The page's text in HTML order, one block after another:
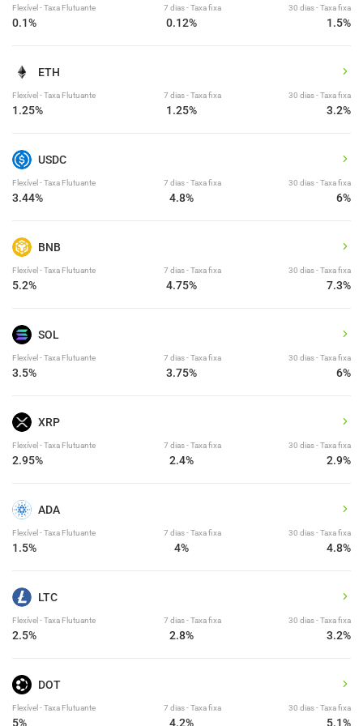
Flexível - Taxa Flutuante 7 dias - Taxa fixa 30 dias - Taxa fixa
0.1% 0.12% 1.5%
ETH
Flexível - Taxa Flutuante 7 dias - Taxa fixa 30 dias - Taxa fixa
1.25% 1.25% 3.2%
USDC
Flexível - Taxa Flutuante 7 dias - Taxa fixa 30 dias - Taxa fixa
3.44% 4.8% 6%
BNB
Flexível - Taxa Flutuante 7 dias - Taxa fixa 30 dias - Taxa fixa
5.2% 4.75% 7.3%
SOL
Flexível - Taxa Flutuante 7 dias - Taxa fixa 30 dias - Taxa fixa
3.5% 3.75% 6%
XRP
Flexível - Taxa Flutuante 7 dias - Taxa fixa 30 dias - Taxa fixa
2.95% 2.4% 2.9%
ADA
Flexível - Taxa Flutuante 7 dias - Taxa fixa 30 dias - Taxa fixa
1.5% 4% 4.8%
LTC
Flexível - Taxa Flutuante 7 dias - Taxa fixa 30 dias - Taxa fixa
2.5% 2.8% 3.2%
DOT
Flexível - Taxa Flutuante 7 dias - Taxa fixa 30 dias - Taxa fixa
5% 4.2% 5.1%